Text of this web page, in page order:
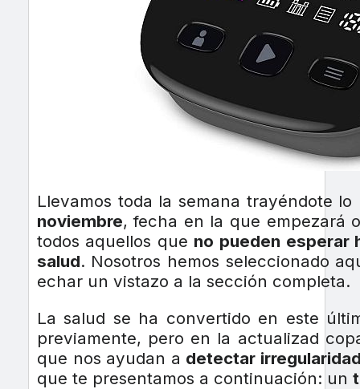
Llevamos toda la semana trayéndote lo
noviembre, fecha en la que empezará
todos aquellos que no pueden esperar
salud. Nosotros hemos seleccionado
echar un vistazo a la sección completa.
La salud se ha convertido en este
previamente, pero en la actualizad
que nos ayudan a detectar
que te presentamos a continuación: un